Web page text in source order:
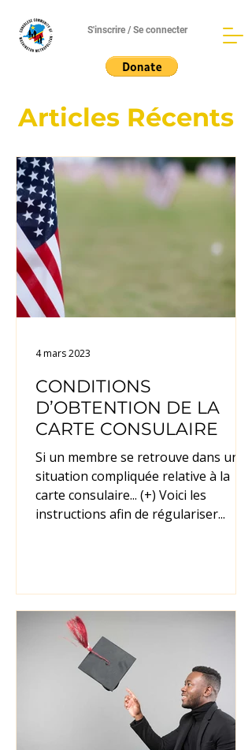
S'inscrire / Se connecter
Articles Récents
CONDITIONS
D’OBTENTION DE LA
CARTE CONSULAIRE
Si un membre se retrouve dans une
situation compliquée relative à la
carte consulaire... (+) Voici les
instructions afin de régulariser...
4 mars 2023